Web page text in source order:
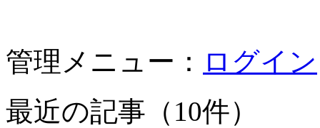
管理メニュー： ログイン
最近の記事（10件）